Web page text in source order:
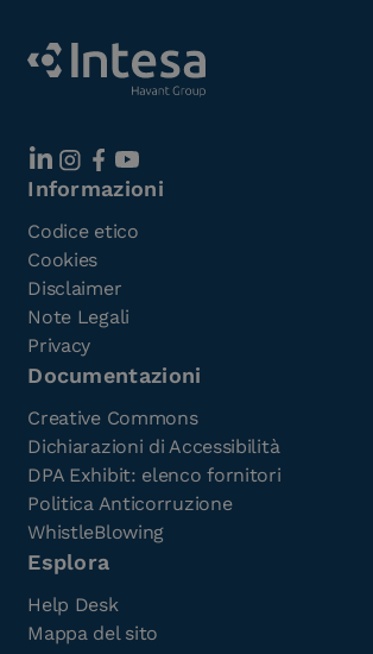
Informazioni
Codice etico
Cookies
Disclaimer
Note Legali
Privacy
Documentazioni
Creative Commons
Dichiarazioni di Accessibilità
DPA Exhibit: elenco fornitori
Politica Anticorruzione
WhistleBlowing
Esplora
Help Desk
Mappa del sito